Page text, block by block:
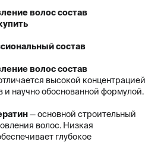
волос состав
состав
волос состав
высокой концентрацией
и научно обоснованной формулой.
— основной строительный
волос. Низкая
глубокое